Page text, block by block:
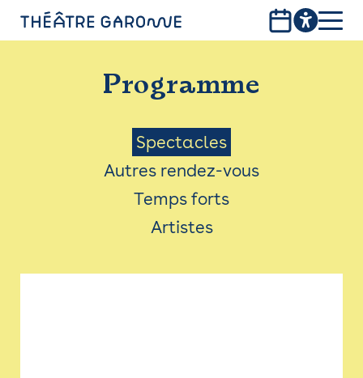
PROGRAMME
INFOS PRATIQUES
AVEC LES PUBLICS
ACCESSIBILITÉ
LES PRODUCTIONS
Programme
Menu
Saison
Spectacles
Autres rendez-vous
Temps forts
Artistes